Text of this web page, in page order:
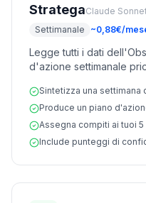
StrategaClaude
Settimanale
~0,88€/
Legge tutti i dati
d'azione settimanale
Sintetizza una
Produce un piano
Assegna compiti ai tuoi
Include punteggi di